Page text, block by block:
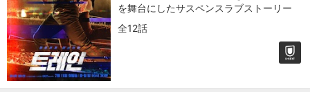
を舞台にしたサスペンスラブストーリー
全12話